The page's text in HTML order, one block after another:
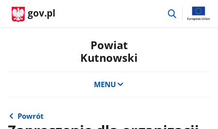
gov.pl
przejdź
Powiat
Kutnowski
MENU
Powrót